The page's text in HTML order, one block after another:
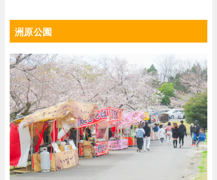
洲原公園